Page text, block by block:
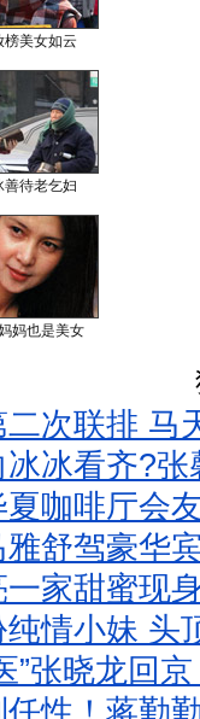
榜美女如云
善待老乞妇
妈也是美女
次联排 马
冰看齐?
咖啡厅会
舒驾豪华
家甜蜜现
情小妹 头
”张晓龙回
性！蒋勤